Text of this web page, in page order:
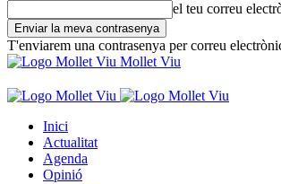
el teu correu
T'enviarem una contrasenya per correu
Mollet Viu
Inici
Actualitat
Agenda
Opinió